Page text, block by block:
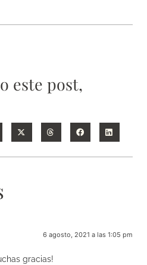
este post,
6 agosto, 2021 a las 1:05 pm
gracias!